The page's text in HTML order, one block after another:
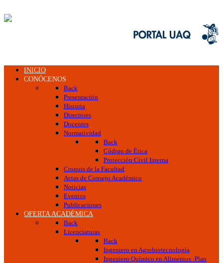
INICIO
CONÓCENOS
Back
Presentación
Historia
Directores
Docentes
Normatividad
Back
Código de Ética
Protección Civil Interna
Croquis de la Facultad
Actas de Consejo Académico
Noticias
Eventos
Publicaciones
OFERTA ACADÉMICA
Back
Licenciaturas
Back
Ingeniero en Agrobiotecnología
Ingeniero Químico en Alimentos -Plan